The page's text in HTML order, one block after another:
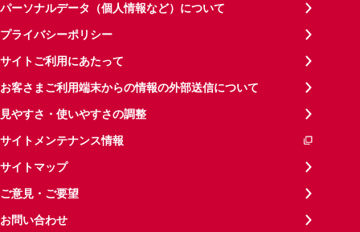
パーソナルデータ（個人情報など）について
プライバシーポリシー
サイトご利用にあたって
お客さまご利用端末からの情報の外部送信について
見やすさ・使いやすさの調整
サイトメンテナンス情報
サイトマップ
ご意見・ご要望
お問い合わせ